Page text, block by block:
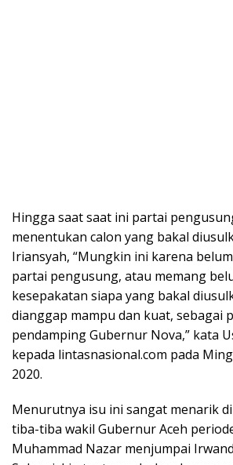
Hingga saat saat ini partai
menentukan calon yang bakal
Iriansyah, “Mungkin ini karena
partai pengusung, atau memang
kesepakatan siapa yang bakal
dianggap mampu dan kuat, sebagai
pendamping Gubernur Nova,” kata
kepada lintasnasional.com pada
2020.
Menurutnya isu ini sangat menarik
tiba-tiba wakil Gubernur Aceh
Muhammad Nazar menjumpai